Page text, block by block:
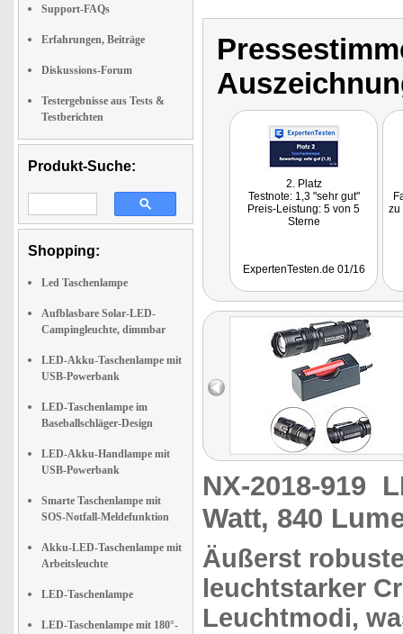
Support-FAQs
Erfahrungen, Beiträge
Diskussions-Forum
Testergebnisse aus Tests &
Testberichten
Produkt-Suche:
Shopping:
Led Taschenlampe
Aufblasbare Solar-LED-
Campingleuchte, dimmbar
LED-Akku-Taschenlampe mit
USB-Powerbank
LED-Taschenlampe im
Baseballschläger-Design
LED-Akku-Handlampe mit
USB-Powerbank
Smarte Taschenlampe mit
SOS-Notfall-Meldefunktion
Akku-LED-Taschenlampe mit
Arbeitsleuchte
LED-Taschenlampe
LED-Taschenlampe mit 180°-
2. Platz
Testnote: 1,3 "sehr gut"
Preis-Leistung: 5 von 5
Sterne
ExpertenTesten.de 01/16
zu
NX-2018-919
Watt, 840
Äußerst
leuchtstarker
Leuchtmodi,